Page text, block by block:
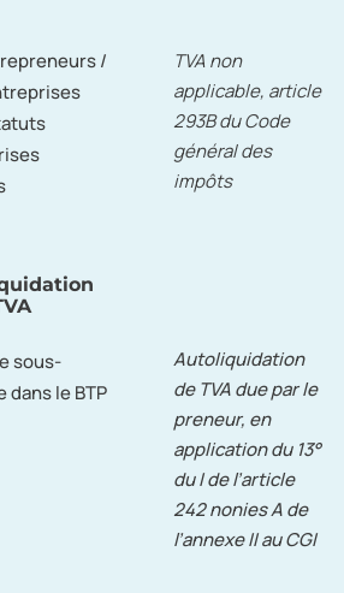
/
TVA non
applicable, article
293B du Code
général des
impôts
sous-
dans le BTP
Autoliquidation
de TVA due par le
preneur, en
application du 13°
du I de l’article
242 nonies A de
l’annexe II au CGI